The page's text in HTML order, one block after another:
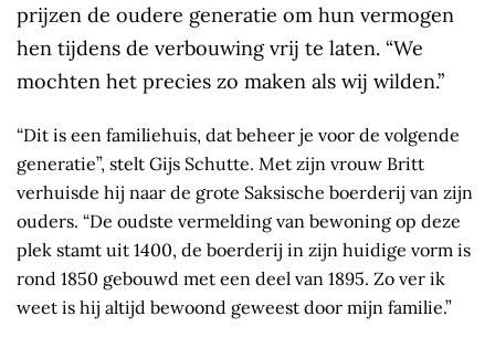
prijzen de oudere generatie om hun vermogen
hen tijdens de verbouwing vrij te laten. “We
mochten het precies zo maken als wij wilden.”
“Dit is een familiehuis, dat beheer je voor de volgende
generatie”, stelt Gijs Schutte. Met zijn vrouw Britt
verhuisde hij naar de grote Saksische boerderij van zijn
ouders. “De oudste vermelding van bewoning op deze
plek stamt uit 1400, de boerderij in zijn huidige vorm is
rond 1850 gebouwd met een deel van 1895. Zo ver ik
weet is hij altijd bewoond geweest door mijn familie.”